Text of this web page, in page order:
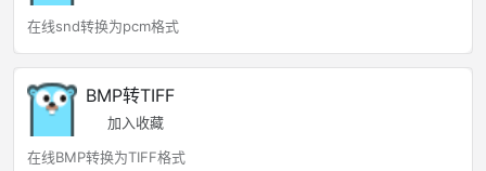
在线snd转换为pcm格式
BMP转TIFF
加入收藏
在线BMP转换为TIFF格式